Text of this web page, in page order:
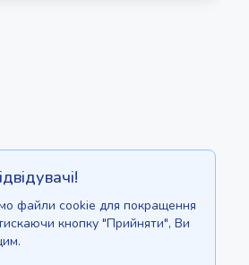
файли cookie для покращення
кнопку "Прийняти", Ви